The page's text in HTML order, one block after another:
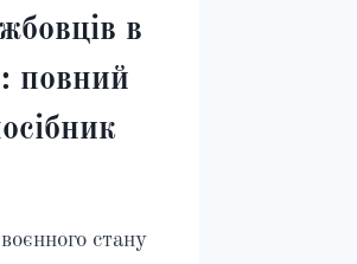
в
повний
стану